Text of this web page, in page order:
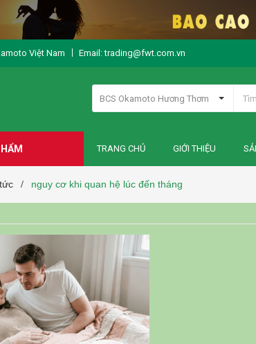
Việt Nam Email: trading@fwt.com.vn
BCS Okamoto Hương Thơm
TRANG CHỦ GIỚI THIỆU
/ nguy cơ khi quan hệ lúc đến tháng